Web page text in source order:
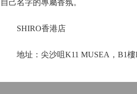
自己名字的專屬香氛。
SHIRO香港店
地址：尖沙咀K11 MUSEA，B1樓